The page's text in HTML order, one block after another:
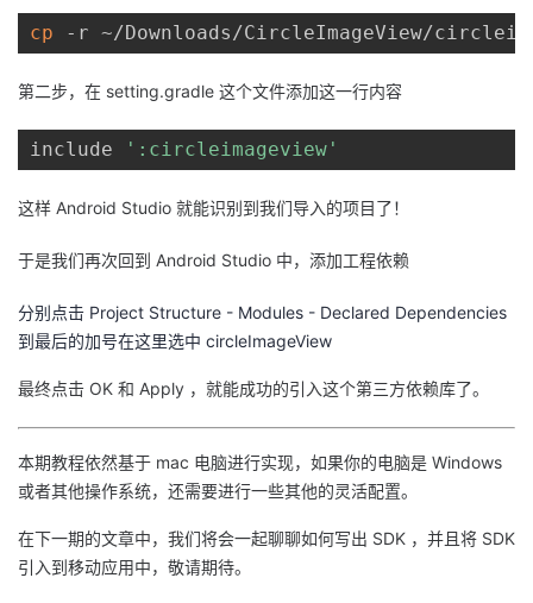
cp -r ~/Downloads/CircleImageView/
第二步，在 setting.gradle 这个文件添加这一行内容
include ':circleimageview'
这样 Android Studio 就能识别到我们导入的项目了！
于是我们再次回到 Android Studio 中，添加工程依赖
分别点击 Project Structure - Modules - Declared Dependencies
到最后的加号在这里选中 circleImageView
最终点击 OK 和 Apply ，就能成功的引入这个第三方依赖库了。
本期教程依然基于 mac 电脑进行实现，如果你的电脑是 Windows
或者其他操作系统，还需要进行一些其他的灵活配置。
在下一期的文章中，我们将会一起聊聊如何写出 SDK ，并且将 SDK
引入到移动应用中，敬请期待。